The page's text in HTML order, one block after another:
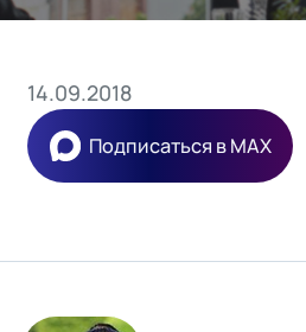
14.09.2018
Подписаться в MAX